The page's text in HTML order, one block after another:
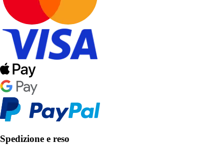
Spedizione e reso